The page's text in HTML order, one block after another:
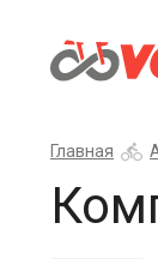
Главная